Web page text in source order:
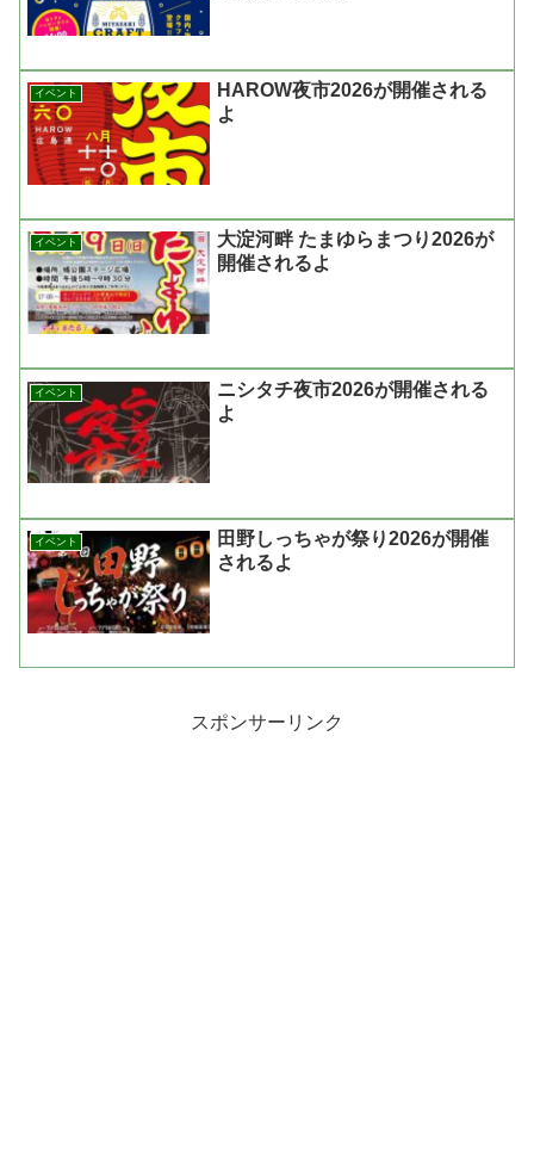
イベント
HAROW夜市2026が開催される
よ
イベント
大淀河畔 たまゆらまつり2026が
開催されるよ
イベント
ニシタチ夜市2026が開催される
よ
イベント
田野しっちゃが祭り2026が開催
されるよ
スポンサーリンク